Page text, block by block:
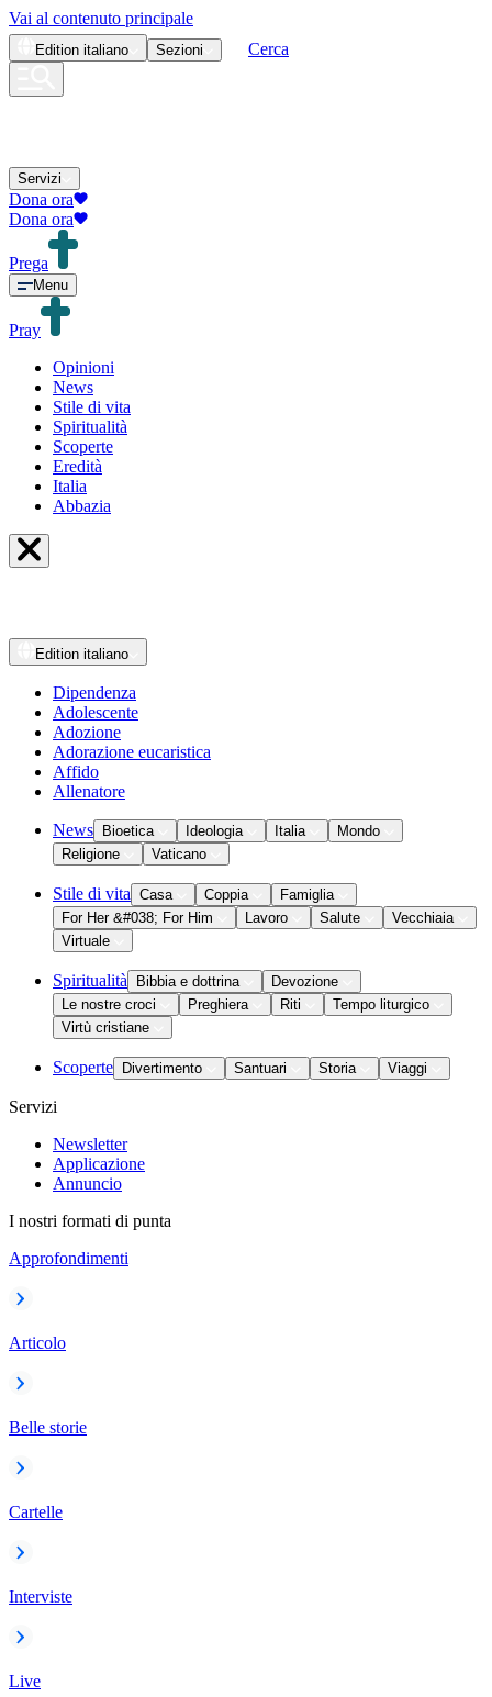
Vai al contenuto principale
Edition italiano Sezioni Cerca
Servizi
Dona ora
Dona ora
Prega
Menu
Pray
Opinioni
News
Stile di vita
Spiritualità
Scoperte
Eredità
Italia
Abbazia
Edition italiano
Dipendenza
Adolescente
Adozione
Adorazione eucaristica
Affido
Allenatore
News Bioetica Ideologia Italia
Mondo
Religione
Vaticano
Stile di vita Casa Coppia
Famiglia
For Her &#038; For Him
Lavoro Salute
Vecchiaia
Virtuale
Spiritualità Bibbia e dottrina
Devozione
Le nostre croci
Preghiera Riti
Tempo liturgico
Virtù cristiane
Scoperte Divertimento Santuari Storia Viaggi
Servizi
Newsletter
Applicazione
Annuncio
I nostri formati di punta
Approfondimenti
Articolo
Belle storie
Cartelle
Interviste
Live